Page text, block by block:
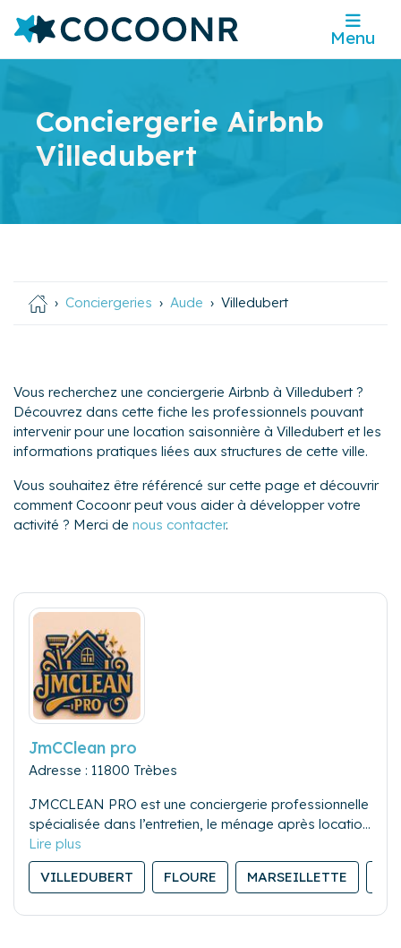
Menu
Conciergerie Airbnb
Villedubert
Conciergeries Aude Villedubert
Vous recherchez une conciergerie Airbnb à Villedubert ?
Découvrez dans cette fiche les professionnels pouvant
intervenir pour une location saisonnière à Villedubert et les
informations pratiques liées aux structures de cette ville.
Vous souhaitez être référencé sur cette page et découvrir
comment Cocoonr peut vous aider à développer votre
activité ? Merci de nous contacter.
JmCClean pro
Adresse : 11800 Trèbes
JMCCLEAN PRO est une conciergerie professionnelle
spécialisée dans l’entretien, le ménage après location
saisonnière, et la gestion du linge. Sérieuse et
réactive, notre équipe assure des prestations de
qualité pour garantir la satisfaction des propriétaires
VILLEDUBERT FLOURE MARSEILLETTE